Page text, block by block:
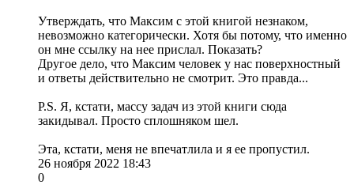
Утверждать, что Максим с этой книгой незнаком,
невозможно категорически. Хотя бы потому, что именно
он мне ссылку на нее прислал. Показать?
Другое дело, что Максим человек у нас поверхностный
и ответы действительно не смотрит. Это правда...
P.S. Я, кстати, массу задач из этой книги сюда
закидывал. Просто сплошняком шел.
Эта, кстати, меня не впечатлила и я ее пропустил.
26 ноября 2022 18:43
0